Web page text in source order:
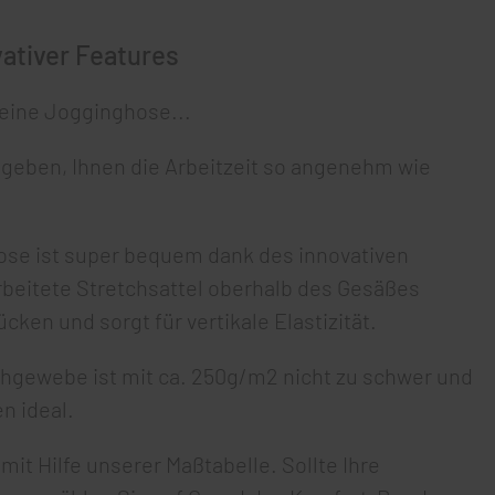
Features
Jogginghose...
Ihnen die Arbeitzeit so angenehm wie
ist super bequem dank des innovativen
Stretchsattel oberhalb des Gesäßes
und sorgt für vertikale Elastizität.
ist mit ca. 250g/m2 nicht zu schwer und
ideal.
Hilfe unserer Maßtabelle. Sollte Ihre